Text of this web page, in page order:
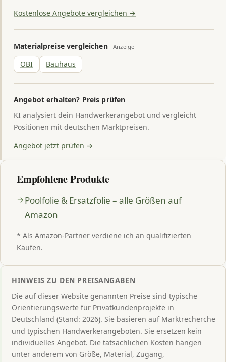
Kostenlose Angebote vergleichen →
Materialpreise vergleichen Anzeige
OBI Bauhaus
Angebot erhalten? Preis prüfen
KI analysiert dein Handwerkerangebot und vergleicht
Positionen mit deutschen Marktpreisen.
Angebot jetzt prüfen →
Empfohlene Produkte
Poolfolie & Ersatzfolie – alle Größen auf
Amazon
* Als Amazon-Partner verdiene ich an qualifizierten
Käufen.
HINWEIS ZU DEN PREISANGABEN
Die auf dieser Website genannten Preise sind typische
Orientierungswerte für Privatkundenprojekte in
Deutschland (Stand: 2026). Sie basieren auf Marktrecherche
und typischen Handwerkerangeboten. Sie ersetzen kein
individuelles Angebot. Die tatsächlichen Kosten hängen
unter anderem von Größe, Material, Zugang,